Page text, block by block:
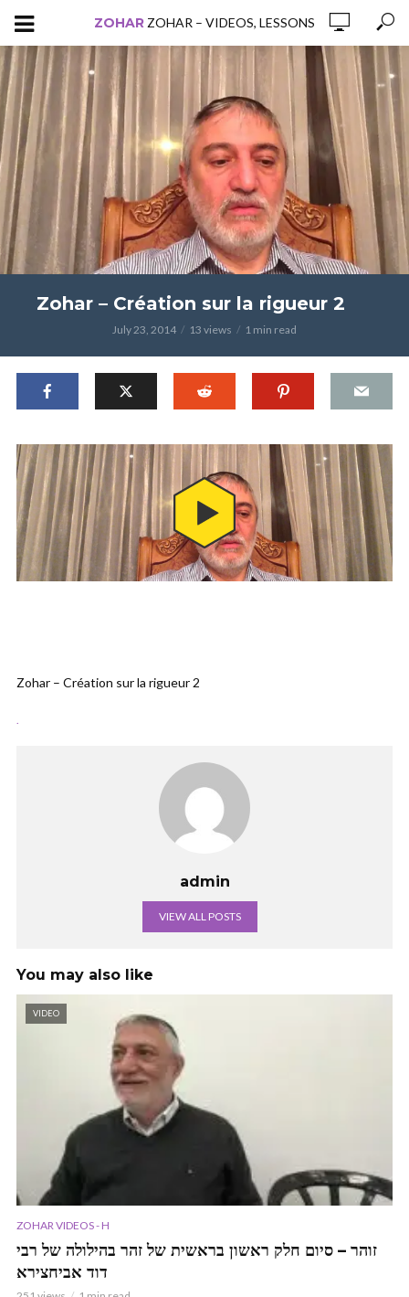
ZOHAR ZOHAR – VIDEOS, LESSONS
Zohar – Création sur la rigueur 2
July 23, 2014 13 views 1 min read
Zohar – Création sur la rigueur 2
admin
VIEW ALL POSTS
You may also like
VIDEO
ZOHAR VIDEOS - H
זוהר – סיום חלק ראשון בראשית של זהר בהילולה של רבי
דוד אביחצירא